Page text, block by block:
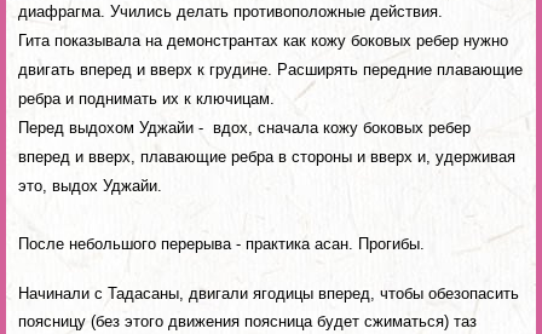
диафрагма. Учились делать противоположные действия.
Гита показывала на демонстрантах как кожу боковых ребер нужно
двигать вперед и вверх к грудине. Расширять передние плавающие
ребра и поднимать их к ключицам.
Перед выдохом Уджайи - вдох, сначала кожу боковых ребер
вперед и вверх, плавающие ребра в стороны и вверх и, удерживая
это, выдох Уджайи.
После небольшого перерыва - практика асан. Прогибы.
Начинали с Тадасаны, двигали ягодицы вперед, чтобы обезопасить
поясницу (без этого движения поясница будет сжиматься) таз